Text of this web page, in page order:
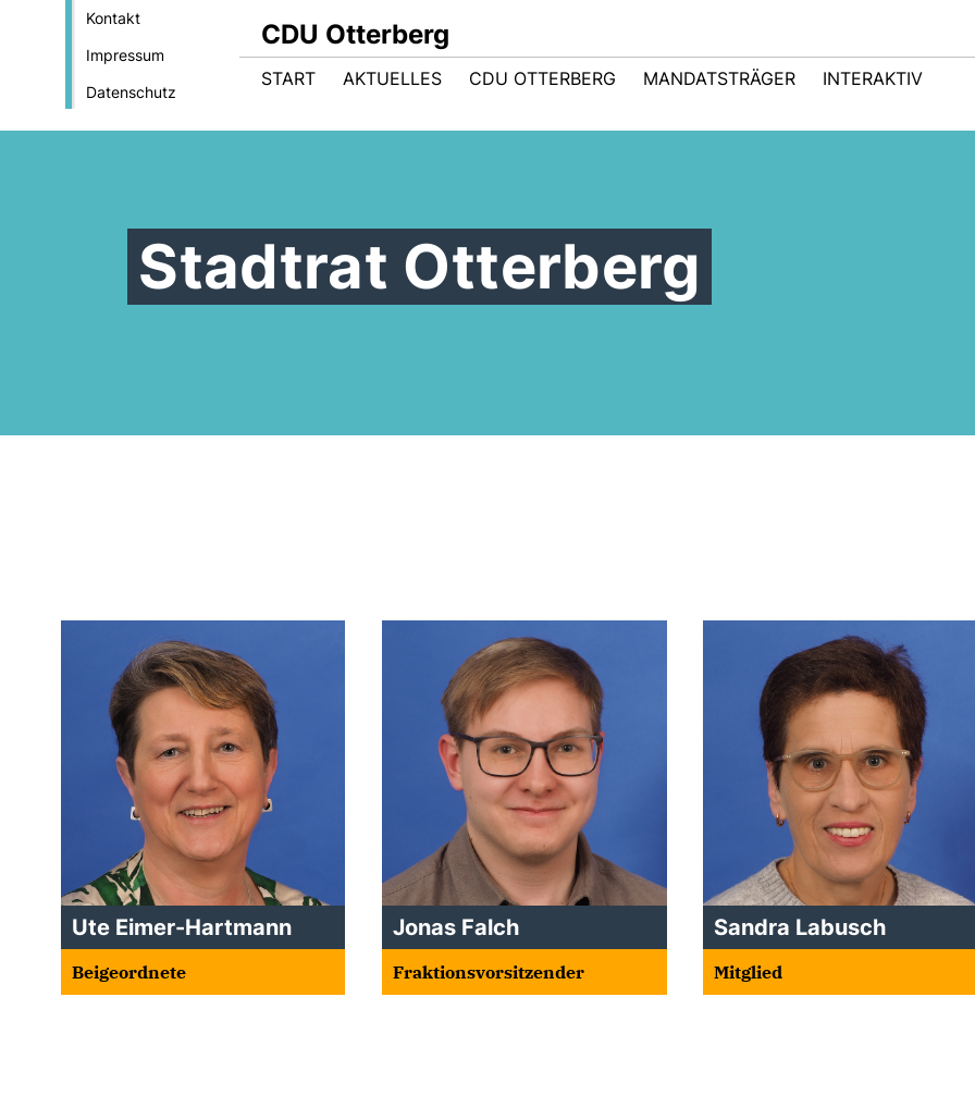
Kontakt
Impressum
Datenschutz
CDU Otterberg
START AKTUELLES CDU OTTERBERG MANDATSTRÄGER INTERAKTIV
Stadtrat Otterberg
Ute Eimer-Hartmann
Beigeordnete
Jonas Falch
Fraktionsvorsitzender
Sandra Labusch
Mitglied